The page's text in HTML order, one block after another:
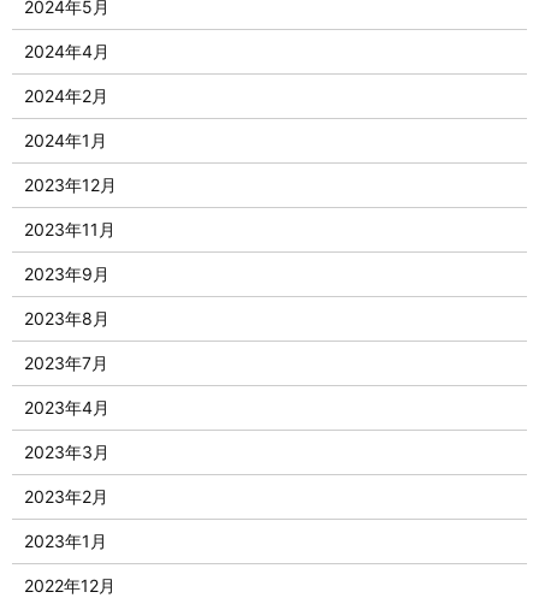
2024年5月
2024年4月
2024年2月
2024年1月
2023年12月
2023年11月
2023年9月
2023年8月
2023年7月
2023年4月
2023年3月
2023年2月
2023年1月
2022年12月